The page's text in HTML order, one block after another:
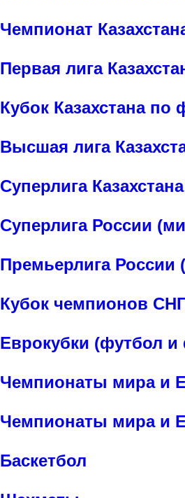
Чемпионат
Первая лига
Кубок Казахстана по
Высшая лига
Суперлига
Суперлига России
Премьерлига России
Кубок чемпионов
Еврокубки (футбол и
Чемпионаты мира и
Чемпионаты мира и
Баскетбол